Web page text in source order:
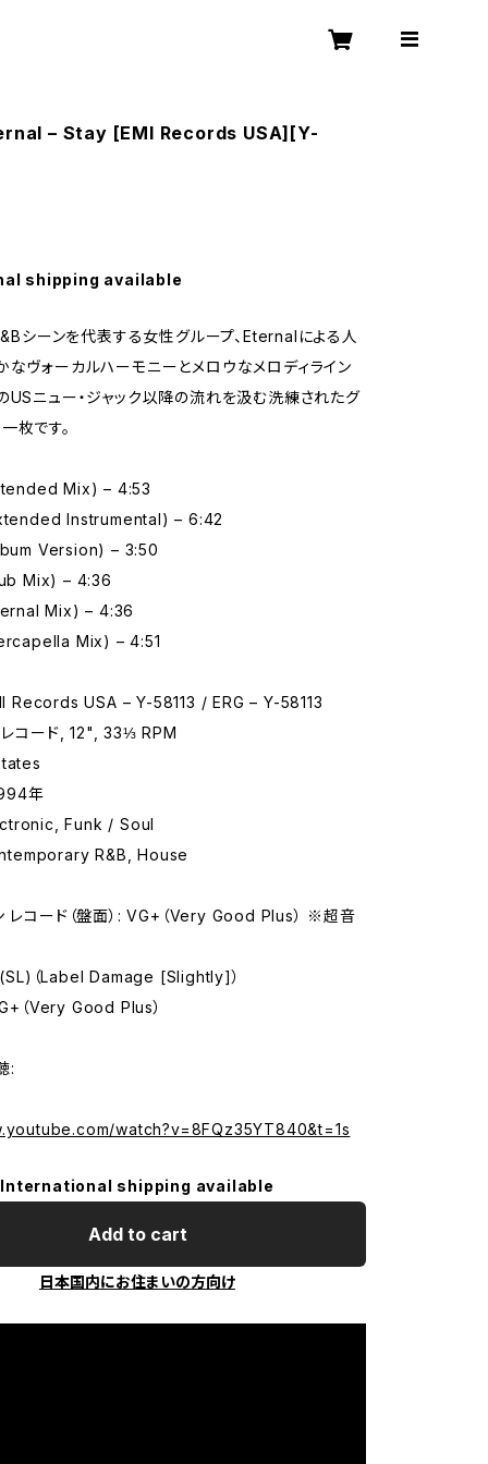
– Stay [EMI Records USA][Y-
shipping available
シーンを代表する女性グループ、Eternalによる人
なヴォーカルハーモニーとメロウなメロディライン
USニュー・ジャック以降の流れを汲む洗練されたグ
枚です。
Mix) – 4:53
Instrumental) – 6:42
Version) – 3:50
Mix) – 4:36
Mix) – 4:36
Mix) – 4:51
Records USA – Y-58113 / ERG – Y-58113
レコード, 12", 33⅓ RPM
年
Funk / Soul
R&B, House
レコード（盤面）: VG+（Very Good Plus） ※超音
（Label Damage [Slightly]）
（Very Good Plus）
:
watch?v=8FQz35YT840&t=1s
International shipping available
Add to cart
日本国内にお住まいの方向け